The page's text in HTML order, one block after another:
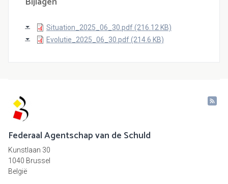
Situation_2025_06_30.pdf (216.12 KB)
Evolutie_2025_06_30.pdf (214.6 KB)
Federaal Agentschap van de Schuld
Kunstlaan 30
1040 Brussel
België